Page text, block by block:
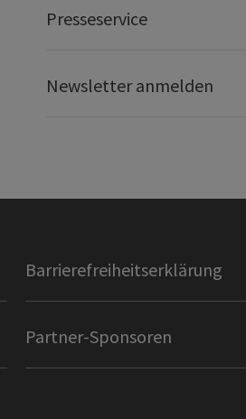
Presseservice
Newsletter anmelden
Barrierefreiheitserklärung
Partner-Sponsoren